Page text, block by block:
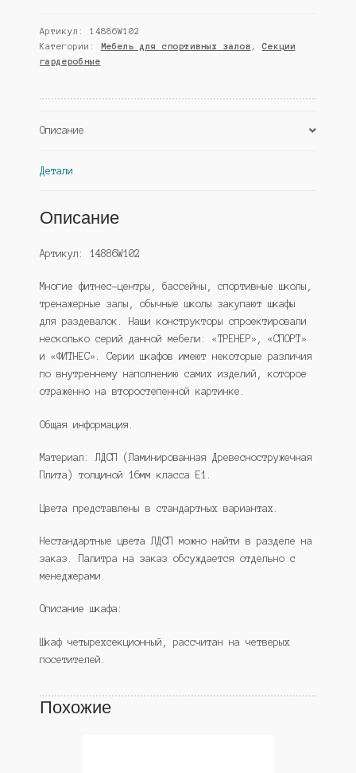
для
раздевалок
"ФИТНЕС"
Белый
Черный
Артикул:14886W102
Категории: Мебель для спортивных залов , Секции
гардеробные
Описание
Детали
Описание
Артикул: 14886W102
Многие фитнес-центры, бассейны, спортивные школы,
тренажерные залы, обычные школы закупают шкафы
для раздевалок. Наши конструкторы спроектировали
несколько серий данной мебели: «ТРЕНЕР», «СПОРТ»
и «ФИТНЕС». Серии шкафов имеют некоторые различия
по внутреннему наполнению самих изделий, которое
отраженно на второстепенной картинке.
Общая информация.
Материал: ЛДСП (Ламинированная Древесностружечная
Плита) толщиной 16мм класса Е1.
Цвета представлены в стандартных вариантах.
Нестандартные цвета ЛДСП можно найти в разделе на
заказ. Палитра на заказ обсуждается отдельно с
менеджерами.
Описание шкафа:
Шкаф четырехсекционный, рассчитан на четверых
посетителей.
Похожие